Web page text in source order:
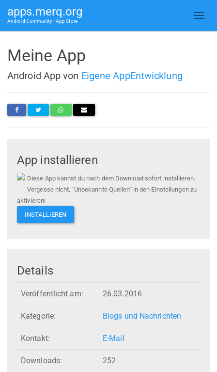
apps.merq.org
Android Community • App Store
Meine App
Android App von Eigene AppEntwicklung
App installieren
Diese App kannst du nach dem Download sofort installieren.
Vergesse nicht, "Unbekannte Quellen" in den Einstellungen zu
aktivieren!
INSTALLIEREN
Details
Veröffentlicht am: 26.03.2016
Kategorie: Blogs und Nachrichten
Kontakt: E-Mail
Downloads: 252